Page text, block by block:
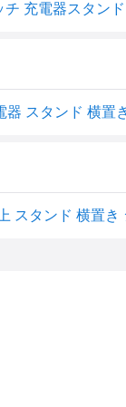
スタンド 横置き